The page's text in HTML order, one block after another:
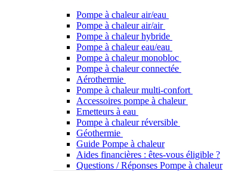
Pompe à chaleur air/eau
Pompe à chaleur air/air
Pompe à chaleur hybride
Pompe à chaleur​ eau/eau
Pompe à chaleur monobloc
Pompe à chaleur connectée
Aérothermie
Pompe à chaleur multi-confort
Accessoires pompe à chaleur
Emetteurs à eau
Pompe à chaleur réversible
Géothermie
Guide Pompe à chaleur
Aides financières : êtes-vous éligible ?
Questions / Réponses Pompe à chaleur